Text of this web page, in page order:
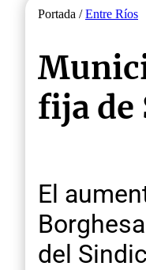
Portada /Entre Ríos
fija de
El
del